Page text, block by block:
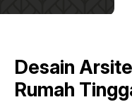
Desain
Rumah